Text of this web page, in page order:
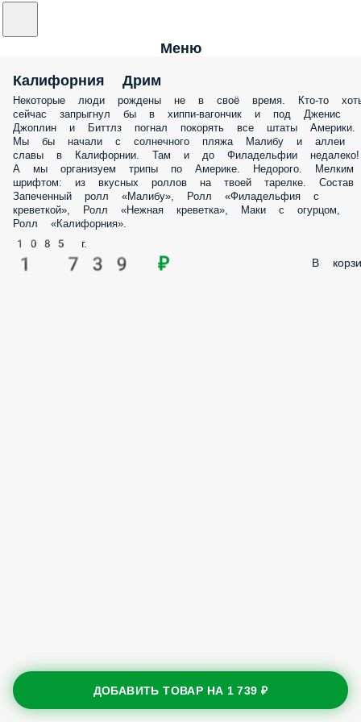
Меню
Калифорния Дрим
Некоторые люди рождены не в своё время. Кто-то
сейчас запрыгнул бы в хиппи-вагончик и под Дженис
Джоплин и Биттлз погнал покорять все штаты Америки.
Мы бы начали с солнечного пляжа Малибу и аллеи
славы в Калифорнии. Там и до Филадельфии недалеко!
А мы организуем трипы по Америке. Недорого. Мелким
шрифтом: из вкусных роллов на твоей тарелке. Состав
Запеченный ролл «Малибу», Ролл «Филадельфия с
креветкой», Ролл «Нежная креветка», Маки с огурцом,
Ролл «Калифорния».
1085 г.
1 739 ₽ В
ДОБАВИТЬ ТОВАР НА 1 739 ₽